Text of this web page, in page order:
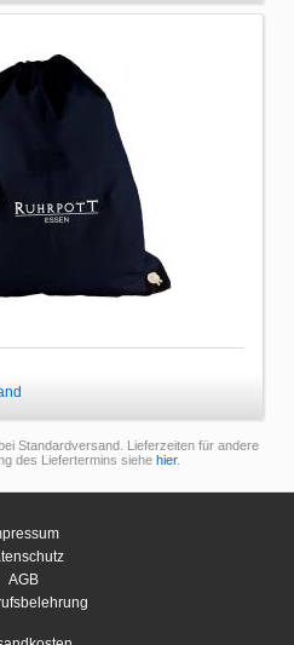
Standardversand. Lieferzeiten für andere
des Liefertermins siehe hier.
AGB